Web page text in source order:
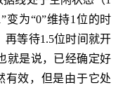
变为“0”维持1位的时
再等待1.5位时间就开
就是说，已经确定好
有效，但是由于它处